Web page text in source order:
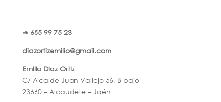
➜ 655 99 75 23
diazortizemilio@gmail.com
Emilio Diaz Ortiz
C/ Alcalde Juan Vallejo 56, B bajo
23660 – Alcaudete – Jaén